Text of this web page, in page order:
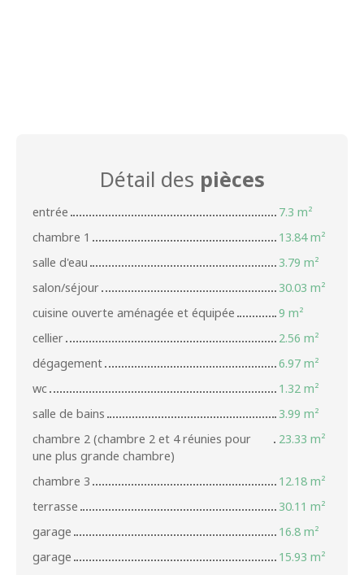
Détail des pièces
entrée
7.3 m²
chambre 1
13.84 m²
salle d'eau
3.79 m²
salon/séjour
30.03 m²
cuisine ouverte aménagée et équipée
9 m²
cellier
2.56 m²
dégagement
6.97 m²
wc
1.32 m²
salle de bains
3.99 m²
chambre 2 (chambre 2 et 4 réunies pour
une plus grande chambre)
23.33 m²
chambre 3
12.18 m²
terrasse
30.11 m²
garage
16.8 m²
garage
15.93 m²